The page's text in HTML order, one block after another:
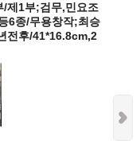
/제1부;검무,민요조
6종/무용창작;최승
전후/41*16.8cm,2